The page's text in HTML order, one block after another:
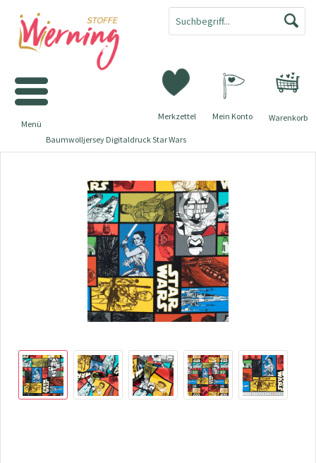
Warenkorb
Merkzettel Mein Konto
Menü
Baumwolljersey Digitaldruck Star Wars